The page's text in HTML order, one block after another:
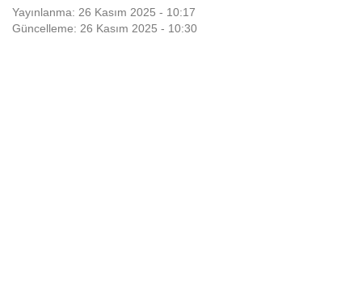
Yayınlanma: 26 Kasım 2025 - 10:17
Güncelleme: 26 Kasım 2025 - 10:30